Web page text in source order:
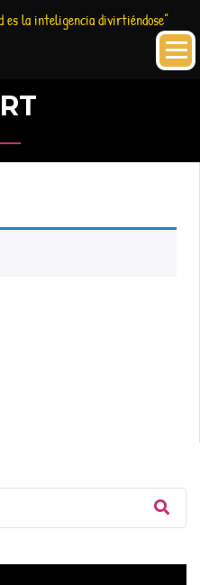
es la inteligencia divirtiéndose”